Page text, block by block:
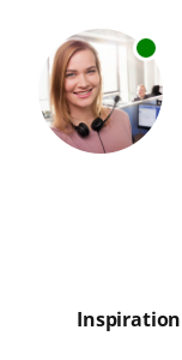
Inspiration